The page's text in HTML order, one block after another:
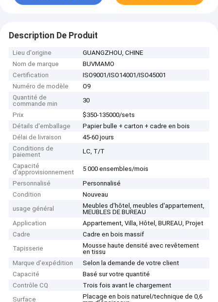
Description De Produit
Lieu d'origine
GUANGZHOU, CHINE
Nom de marque
BUVMAMO
Certification
ISO9001/ISO14001/ISO45001
Numéro de modèle
O9
Quantité de
commande min
30
Prix
$350-135000/sets
Détails d'emballage
Papier bulle + carton + cadre en bois
Délai de livraison
45-60 jours
Conditions de
paiement
LC, T/T
Capacité
d'approvisionnement
5 000 ensembles/mois
Personnalisé
Personnalisé
Condition
Nouveau
usage général
Meubles d'hôtel, meubles d'appartement,
MEUBLES DE BUREAU
Application
Appartement, Villa, Hôtel, BUREAU, Projet
Cadre
Cadre en bois massif
Tapisserie
Mousse haute densité avec revêtement
en tissu
Marque d'expédition
Selon la demande de votre client
Capacité
Basé sur votre quantité
Contrôle CQ
Trois fois avant le chargement
Surface
Placage en bois naturel/technique de 0,6